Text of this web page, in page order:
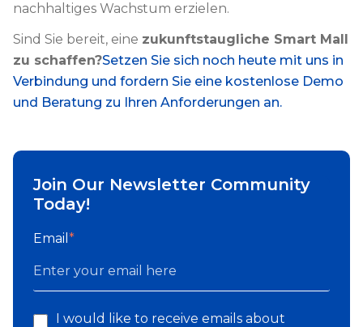
nachhaltiges Wachstum erzielen.
Sind Sie bereit, eine zukunftstaugliche Smart Mall
zu schaffen?Setzen Sie sich noch heute mit uns in
Verbindung und fordern Sie eine kostenlose Demo
und Beratung zu Ihren Anforderungen an.
Join Our Newsletter Community
Today!
Email *
I would like to receive emails about